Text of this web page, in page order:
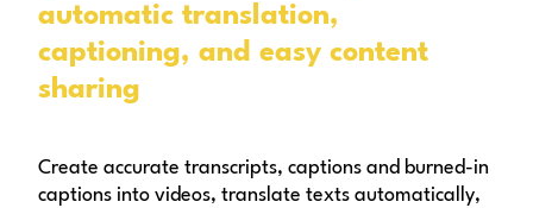
automatic translation,
captioning, and easy content
sharing
Create accurate transcripts, captions and burned-in
captions into videos, translate texts automatically,